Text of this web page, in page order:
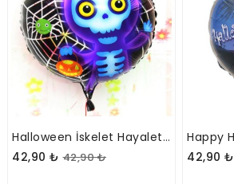
Halloween İskelet Hayalet Folyo Balon 18 Inç
42,90 ₺ 42,90 ₺
42,90 ₺